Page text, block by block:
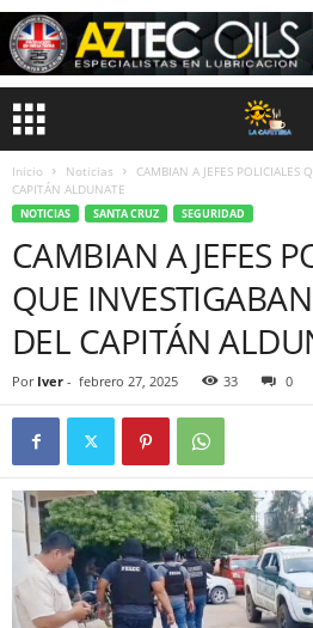
Inicio Noticias
CAMBIAN A JEFES POLICIALES
CAPITÁN ALDUNATE
NOTICIAS SANTA CRUZ SEGURIDAD
CAMBIAN A JEFES
QUE
DEL CAPITÁN
Por Iver - febrero 27, 2025 33 0